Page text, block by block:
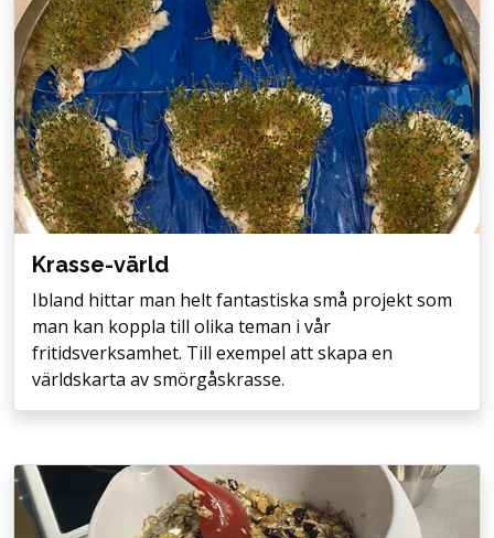
Krasse-värld
Ibland hittar man helt fantastiska små projekt som
man kan koppla till olika teman i vår
fritidsverksamhet. Till exempel att skapa en
världskarta av smörgåskrasse.